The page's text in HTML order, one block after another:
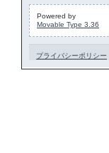
Powered by
Movable Type 3.36
プライバシーポリシー